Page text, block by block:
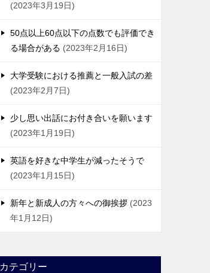
2023年3月19日
50点以上60点以下の点数でも評価でき
る場合がある
2023年2月16日
大学受験における推薦と一般入試の差
2023年2月7日
少し思い出話にお付き合いを願います
2023年1月19日
英語を好きな中学生が減ったそうで
2023年1月15日
新年と新成人の方々への御挨拶 2023
年1月12日
カテゴリー